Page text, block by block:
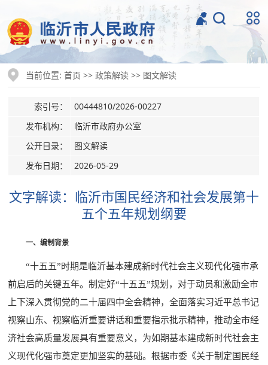
当前位置:首页 >>政策解读 >> 图文解读
索引号：
00444810/2026-00227
发布机构：
临沂市政府办公室
公开目录：
图文解读
发布日期：
2026-05-29
文字解读：临沂市国民经济和社会发展第十
五个五年规划纲要
一、编制背景
“十五五”时期是临沂基本建成新时代社会主义现代化强市承
前启后的关键五年。制定好“十五五”规划，对于动员和激励全市
上下深入贯彻党的二十届四中全会精神，全面落实习近平总书记
视察山东、视察临沂重要讲话和重要指示批示精神，推动全市经
济社会高质量发展具有重要意义，为如期基本建成新时代社会主
义现代化强市奠定更加坚实的基础。根据市委《关于制定国民经